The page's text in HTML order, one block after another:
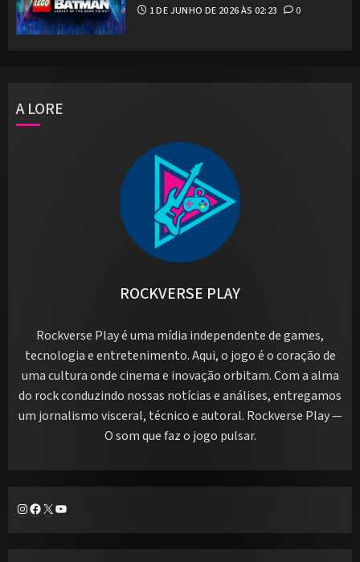
1 DE JUNHO DE 2026 ÀS 02:23 0
A LORE
ROCKVERSE PLAY
Rockverse Play é uma mídia independente de games,
tecnologia e entretenimento. Aqui, o jogo é o coração de
uma cultura onde cinema e inovação orbitam. Com a alma
do rock conduzindo nossas notícias e análises, entregamos
um jornalismo visceral, técnico e autoral. Rockverse Play —
O som que faz o jogo pulsar.
Instagram
Facebook
X Youtube